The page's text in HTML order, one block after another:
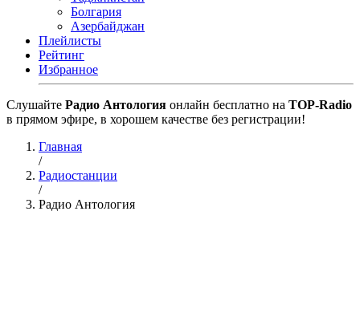
Болгария
Азербайджан
Плейлисты
Рейтинг
Избранное
Cлушайте Радио Антология онлайн бесплатно на TOP-Radio
в прямом эфире, в хорошем качестве без регистрации!
Главная
/
Радиостанции
/
Радио Антология